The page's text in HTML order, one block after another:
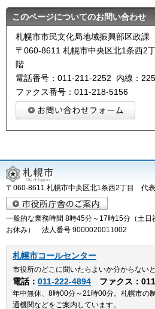
このページについてのお問い合わせ
札幌市市民文化局地域振興部区政課
〒060-8611 札幌市中央区北1条西2
階
電話番号：011-211-2252 内線：
ファクス番号：011-218-5156
〒060-8611 札幌市中央区北1条西2丁目 代
一般的な業務時間 8時45分～17時15分（土
お休み） 法人番号 9000020011002
札幌市コールセンター
市役所のどこに聞いたらよいか分からない
電話： 011-222-4894 ファクス：
年中無休、8時00分～21時00分。札幌市の
通機関などをご案内しています。